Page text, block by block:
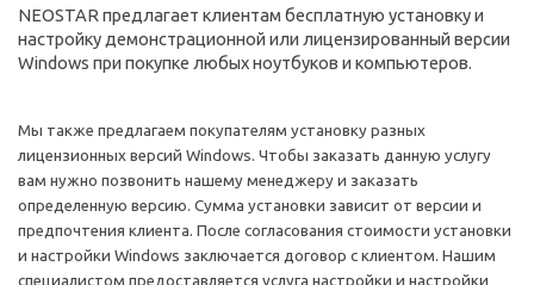
NEOSTAR предлагает клиентам бесплатную установку и
настройку демонстрационной или лицензированный версии
Windows при покупке любых ноутбуков и компьютеров.
Мы также предлагаем покупателям установку разных
лицензионных версий Windows. Чтобы заказать данную услугу
вам нужно позвонить нашему менеджеру и заказать
определенную версию. Сумма установки зависит от версии и
предпочтения клиента. После согласования стоимости установки
и настройки Windows заключается договор с клиентом. Нашим
специалистом предоставляется услуга настройки и настройки